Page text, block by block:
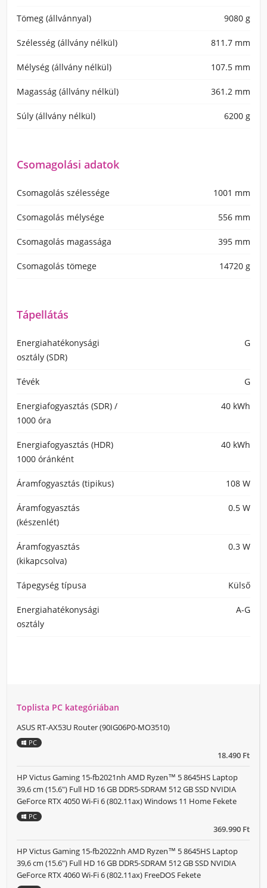
Tömeg (állvánnyal) 9080 g
Szélesség (állvány nélkül) 811.7 mm
Mélység (állvány nélkül) 107.5 mm
Magasság (állvány nélkül) 361.2 mm
Súly (állvány nélkül) 6200 g
Csomagolási adatok
Csomagolás szélessége 1001 mm
Csomagolás mélysége 556 mm
Csomagolás magassága 395 mm
Csomagolás tömege 14720 g
Tápellátás
Energiahatékonysági
osztály (SDR)
G
Tévék G
Energiafogyasztás (SDR) /
1000 óra
40 kWh
Energiafogyasztás (HDR)
1000 óránként
40 kWh
Áramfogyasztás (tipikus) 108 W
Áramfogyasztás
(készenlét)
0.5 W
Áramfogyasztás
(kikapcsolva)
0.3 W
Tápegység típusa Külső
Energiahatékonysági
osztály
A-G
Toplista PC kategóriában
18.490 Ft
ASUS RT-AX53U Router (90IG06P0-MO3510)
PC
369.990 Ft
HP Victus Gaming 15-fb2021nh AMD Ryzen™ 5 8645HS Laptop
39,6 cm (15.6") Full HD 16 GB DDR5-SDRAM 512 GB SSD NVIDIA
GeForce RTX 4050 Wi-Fi 6 (802.11ax) Windows 11 Home Fekete
PC
HP Victus Gaming 15-fb2022nh AMD Ryzen™ 5 8645HS Laptop
39,6 cm (15.6") Full HD 16 GB DDR5-SDRAM 512 GB SSD NVIDIA
GeForce RTX 4060 Wi-Fi 6 (802.11ax) FreeDOS Fekete